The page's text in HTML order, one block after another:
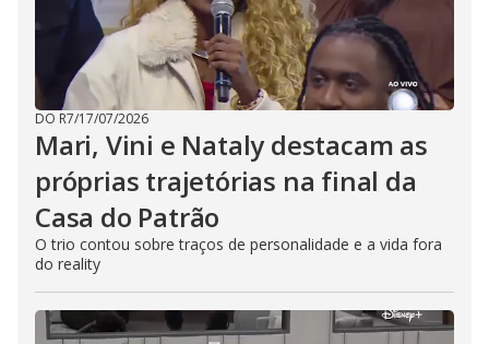
DO R7/17/07/2026
Mari, Vini e Nataly destacam as
próprias trajetórias na final da
Casa do Patrão
O trio contou sobre traços de personalidade e a vida fora
do reality